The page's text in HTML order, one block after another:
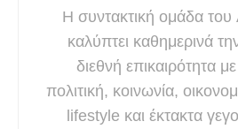
Η συντακτική ομάδα
καλύπτει καθημερινά
διεθνή επικαιρότητα με
πολιτική, κοινωνία,
lifestyle και έκτακτα